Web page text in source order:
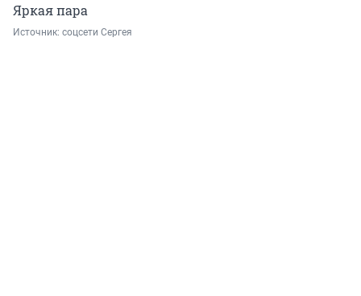
Яркая пара
Источник: соцсети Сергея